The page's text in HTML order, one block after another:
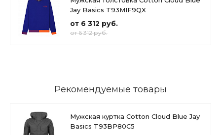
Jay Basics T93MIF9QX
от 6 312 руб.
от 6 312 руб.
Рекомендуемые товары
Мужская куртка Cotton Cloud Blue Jay
Basics T93BP80C5